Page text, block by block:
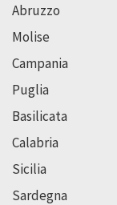
Abruzzo
Molise
Campania
Puglia
Basilicata
Calabria
Sicilia
Sardegna